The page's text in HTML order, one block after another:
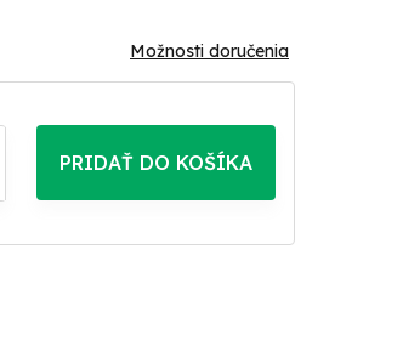
Možnosti doručenia
PRIDAŤ DO KOŠÍKA